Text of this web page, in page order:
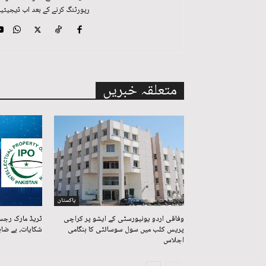
رپورٹنگ کرنے کے بعد اب
متعلقہ خبریں
پاکستان
وفاقی اردو یونیورسٹی کے ایشو پر کراچی
پریس کلب میں سول سوسائٹی کا ہنگامی
اجلاس
ٹریڈ مارک
شکایات، بے